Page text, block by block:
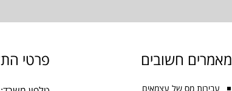
מאמרים חשובים
עבירות מס של עצמאים
פרטי